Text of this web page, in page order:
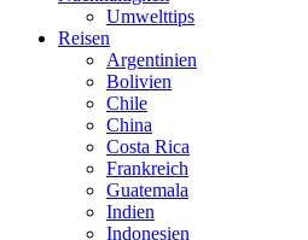
Umwelttips
Reisen
Argentinien
Bolivien
Chile
China
Costa Rica
Frankreich
Guatemala
Indien
Indonesien